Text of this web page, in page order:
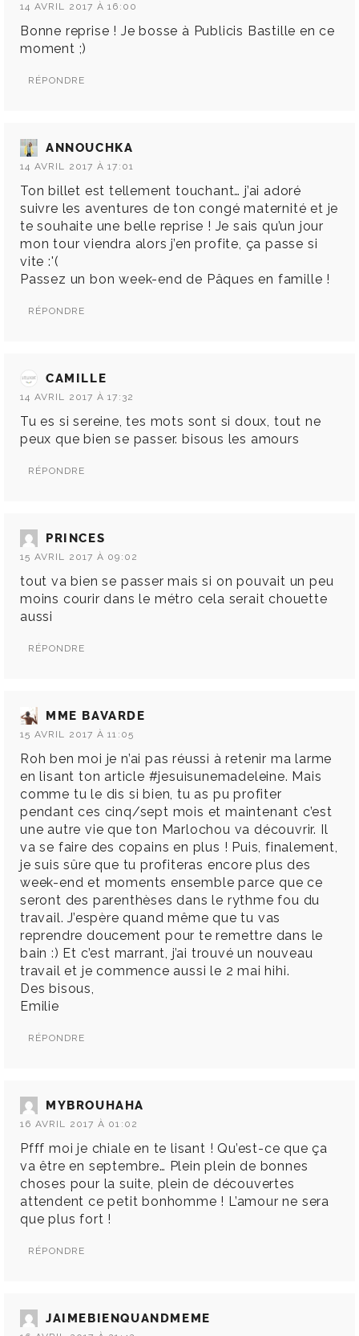
14 AVRIL 2017 À 16:00
Bonne reprise ! Je bosse à Publicis Bastille en ce
moment ;)
RÉPONDRE
ANNOUCHKA
14 AVRIL 2017 À 17:01
Ton billet est tellement touchant… j’ai adoré
suivre les aventures de ton congé maternité et je
te souhaite une belle reprise ! Je sais qu’un jour
mon tour viendra alors j’en profite, ça passe si
vite :'(
Passez un bon week-end de Pâques en famille !
RÉPONDRE
CAMILLE
14 AVRIL 2017 À 17:32
Tu es si sereine, tes mots sont si doux, tout ne
peux que bien se passer. bisous les amours
RÉPONDRE
PRINCES
15 AVRIL 2017 À 09:02
tout va bien se passer mais si on pouvait un peu
moins courir dans le métro cela serait chouette
aussi
RÉPONDRE
MME BAVARDE
15 AVRIL 2017 À 11:05
Roh ben moi je n’ai pas réussi à retenir ma larme
en lisant ton article #jesuisunemadeleine. Mais
comme tu le dis si bien, tu as pu profiter
pendant ces cinq/sept mois et maintenant c’est
une autre vie que ton Marlochou va découvrir. Il
va se faire des copains en plus ! Puis, finalement,
je suis sûre que tu profiteras encore plus des
week-end et moments ensemble parce que ce
seront des parenthèses dans le rythme fou du
travail. J’espère quand même que tu vas
reprendre doucement pour te remettre dans le
bain :) Et c’est marrant, j’ai trouvé un nouveau
travail et je commence aussi le 2 mai hihi.
Des bisous,
Emilie
RÉPONDRE
MYBROUHAHA
16 AVRIL 2017 À 01:02
Pfff moi je chiale en te lisant ! Qu’est-ce que ça
va être en septembre… Plein plein de bonnes
choses pour la suite, plein de découvertes
attendent ce petit bonhomme ! L’amour ne sera
que plus fort !
RÉPONDRE
JAIMEBIENQUANDMEME